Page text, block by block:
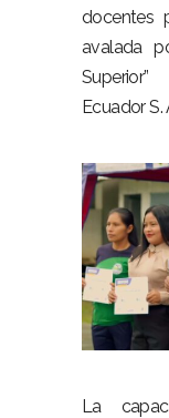
docentes
avalada
Ecuador S.
La